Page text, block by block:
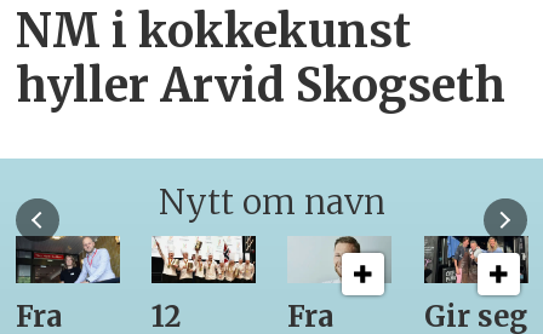
NM i kokkekunst
hyller Arvid Skogseth
Nytt om navn
Fra
12
Fra
Gir seg